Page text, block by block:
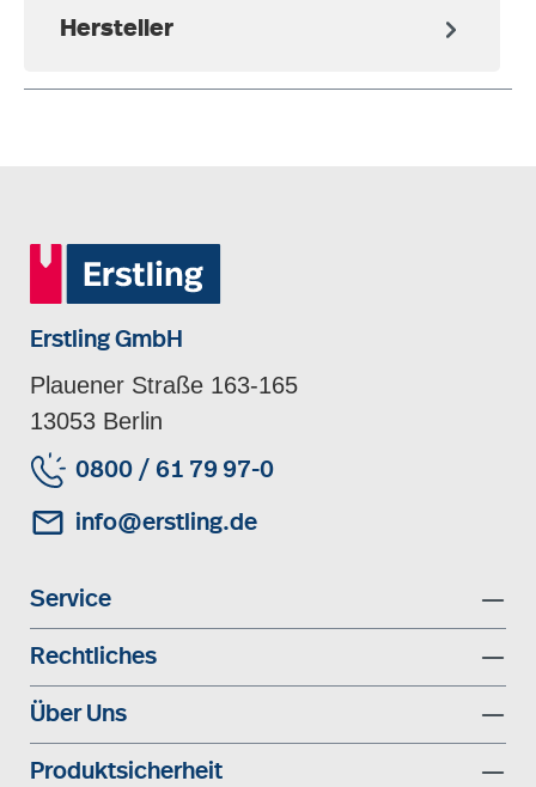
Hersteller
Erstling GmbH
Plauener Straße 163-165
13053 Berlin
0800 / 61 79 97-0
info@erstling.de
Service
Rechtliches
Über Uns
Produktsicherheit